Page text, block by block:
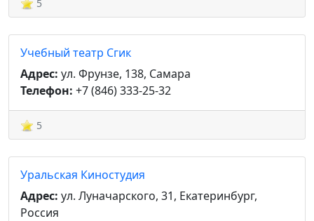
5
Учебный театр Сгик
Адрес: ул. Фрунзе, 138, Самара
Телефон: +7 (846) 333-25-32
5
Уральская Киностудия
Адрес: ул. Луначарского, 31, Екатеринбург,
Россия